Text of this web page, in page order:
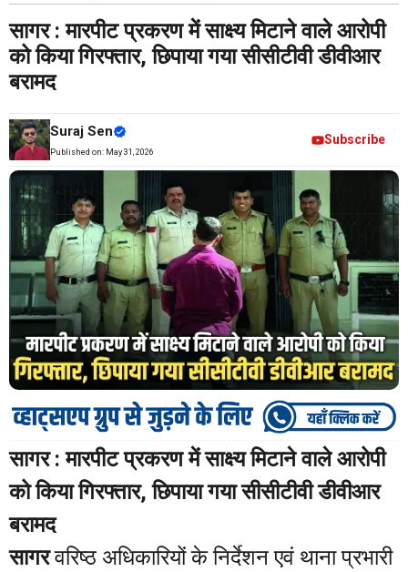
किया गिरफ्तार, छिपाया गया सीसीटीवी डीवीआर बरामद
सागर : मारपीट प्रकरण में साक्ष्य मिटाने वाले आरोपी
को किया गिरफ्तार, छिपाया गया सीसीटीवी डीवीआर
बरामद
Suraj Sen
Published on: May 31, 2026
Subscribe
सागर : मारपीट प्रकरण में साक्ष्य मिटाने वाले आरोपी
को किया गिरफ्तार, छिपाया गया सीसीटीवी डीवीआर
बरामद
सागरवरिष्ठ अधिकारियों के निर्देशन एवं थाना प्रभारी